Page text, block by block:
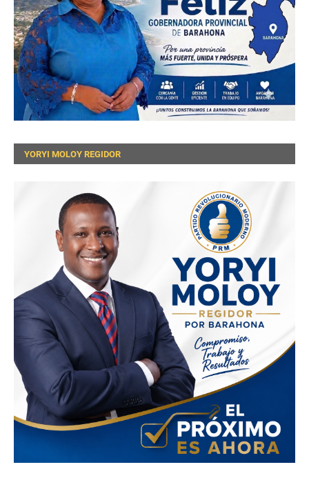
YORYI MOLOY REGIDOR